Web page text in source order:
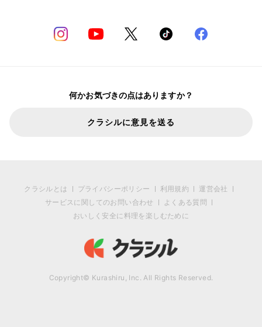
何かお気づきの点はありますか？
クラシルに意見を送る
クラシルとは プライバシーポリシー 利用規約
運営会社
サービスに関してのお問い合わせ
よくある質問
おいしく安全に料理を楽しむために
Copyright© Kurashiru, Inc. All Rights Reserved.